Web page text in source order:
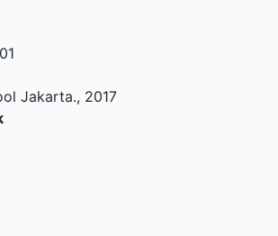
Jakarta., 2017